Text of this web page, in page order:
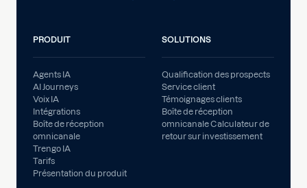
PRODUIT
Agents IA
AI Journeys
Voix IA
Intégrations
Boîte de réception
omnicanale
Trengo IA
Tarifs
Présentation du produit
SOLUTIONS
Qualification des prospects
Service client
Témoignages clients
Boîte de réception
omnicanale Calculateur de
retour sur investissement